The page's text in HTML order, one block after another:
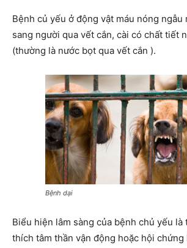
Bệnh củ yếu ở động vật máu nóng ngẫu
sang người qua vết cắn, cài có chất tiết
(thường là nước bọt qua vết cắn ).
Bệnh dại
Biểu hiện lâm sàng của bệnh chủ yếu là
thích tâm thần vận động hoặc hội chứng